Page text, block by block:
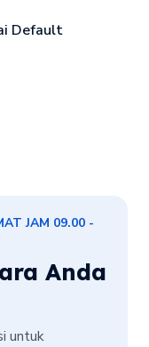
Default
JAM 09.00 -
Anda
untuk